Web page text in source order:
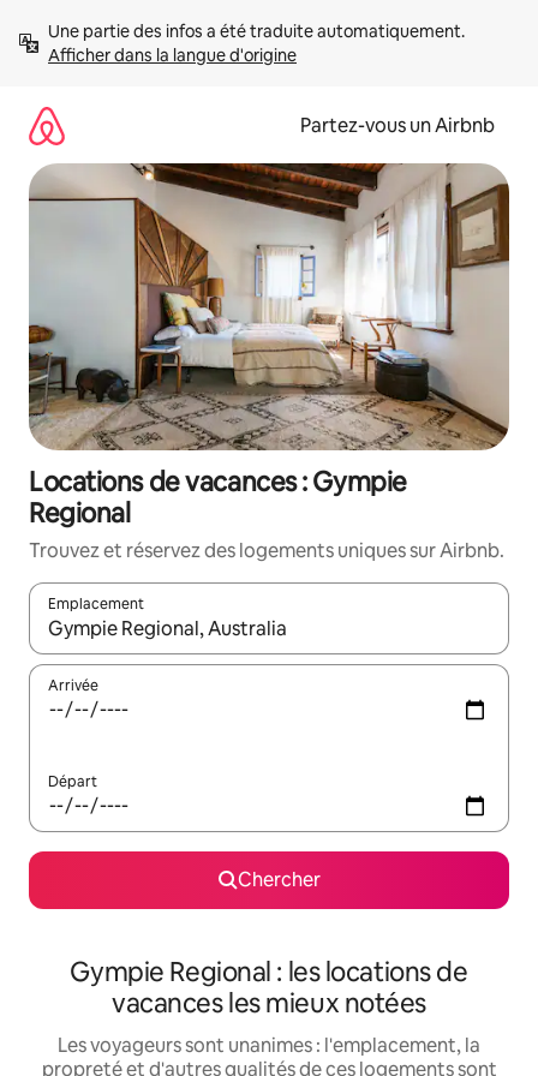
directement
Afficher dans la langue d'origine
Partez-vous un Airbnb
Locations de vacances : Gympie
Regional
Trouvez et réservez des logements uniques sur Airbnb.
Emplacement
Quand les résultats sont affichés, parcourez-les en utilisant
Arrivée
Départ
Chercher
Gympie Regional : les locations de
vacances les mieux notées
Les voyageurs sont unanimes : l'emplacement, la
propreté et d'autres qualités de ces logements sont